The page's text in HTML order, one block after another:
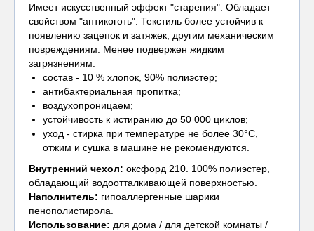
Имеет искусственный эффект "старения". Обладает
свойством "антикоготь". Текстиль более устойчив к
появлению зацепок и затяжек, другим механическим
повреждениям. Менее подвержен жидким
загрязнениям.
состав - 10 % хлопок, 90% полиэстер;
антибактериальная пропитка;
воздухопроницаем;
устойчивость к истиранию до 50 000 циклов;
уход - стирка при температуре не более 30°С,
отжим и сушка в машине не рекомендуются.
Внутренний чехол: оксфорд 210. 100% полиэстер,
обладающий водоотталкивающей поверхностью.
Наполнитель: гипоаллергенные шарики
пенополистирола.
Использование: для дома / для детской комнаты /